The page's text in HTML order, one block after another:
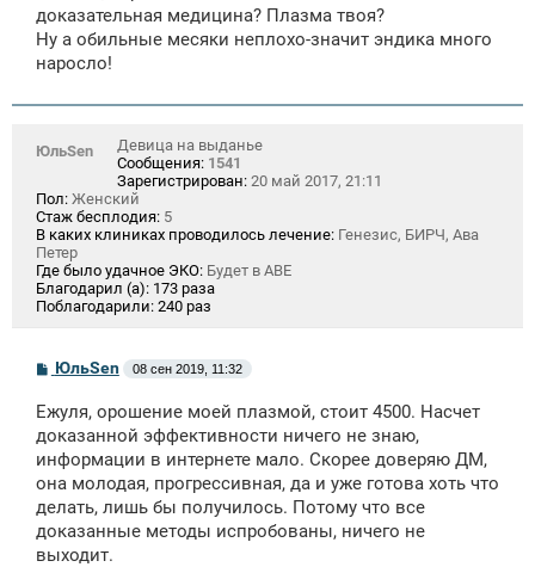
доказательная медицина? Плазма твоя?
Ну а обильные месяки неплохо-значит эндика много
наросло!
ЮльSen
Девица на выданье
Сообщения: 1541
Зарегистрирован: 20 май 2017, 21:11
Пол: Женский
Стаж бесплодия: 5
В каких клиниках проводилось лечение: Генезис, БИРЧ, Ава
Петер
Где было удачное ЭКО: Будет в АВЕ
Благодарил (а): 173 раза
Поблагодарили: 240 раз
С
б
щ
н
и
ЮльSen 08 сен 2019, 11:32
Ежуля, орошение моей плазмой, стоит 4500. Насчет
доказанной эффективности ничего не знаю,
информации в интернете мало. Скорее доверяю ДМ,
она молодая, прогрессивная, да и уже готова хоть что
делать, лишь бы получилось. Потому что все
доказанные методы испробованы, ничего не
выходит.